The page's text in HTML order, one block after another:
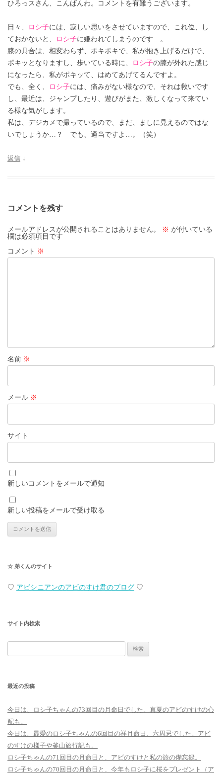
ひろっスさん、こんばんわ。コメントを有難うございます。
日々、 ロシ子には、寂しい思いをさせていますので、これ位、し
ておかないと、
ロシ子に嫌われてしまうのです…。
膝の具合は、相変わらず、ポキポキで、私が抱き上げるだけで、
ポキッとなりますし、歩いている時に、
ロシ子の膝が外れた感じ
になったら、私がポキッて、はめてあげてるんですよ。
でも、全く、
ロシ子には、痛みがない様なので、それは救いです
し、最近は、ジャンプしたり、遊びがまた、激しくなって来てい
る様な気がします。
私は、デジカメで撮っているので、まだ、ましに見えるのではな
いでしょうか…？ でも、適当ですよ…。（笑）
返信 ↓
コメントを残す
メールアドレスが公開されることはありません。 ※ が付いている
欄は必須項目です
コメント ※
名前 ※
メール ※
サイト
新しいコメントをメールで通知
新しい投稿をメールで受け取る
☆ 弟くんのサイト
♡ アビシニアンのアビのすけ君のブログ ♡
サイト内検索
索:
最近の投稿
今日は、ロシ子ちゃんの73回目の月命日でした。真夏のアビのすけの心
配も。
今日は、最愛のロシ子ちゃんの6回目の祥月命日、六周忌でした。アビ
のすけの様子や釜山旅行記も。
ロシ子ちゃんの71回目の月命日と、アビのすけと私の旅の備忘録。
ロシ子ちゃんの70回目の月命日と、今年もロシ子に桜をプレゼント（ア